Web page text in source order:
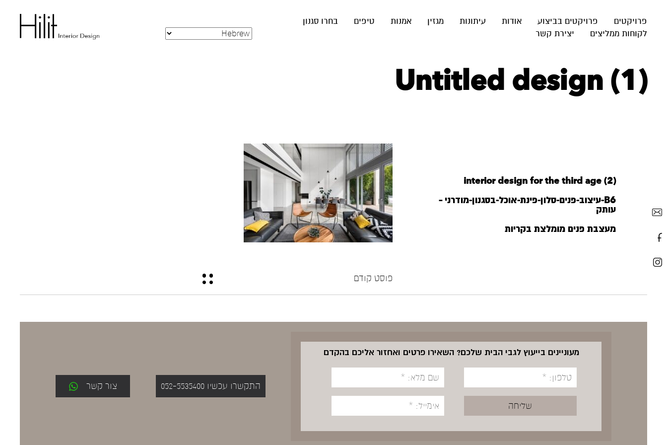
פרויקטים פרויקטים בביצוע אודות עיתונות מגזין אמנות טיפים
בחרו סגנון
לקוחות ממליצים
יצירת קשר
Untitled design (1)
interior design for the third age (2)
‏‏B6-עיצוב-פנים-סלון-פינת-אוכל-בסגנון-מודרני –
עותק
מעצבת פנים מומלצת בקריות
פוסט קודם
מעוניינים בייעוץ לגבי הבית שלכם? השאירו פרטים ואחזור אליכם בהקדם
התקשרו עכשיו 052-5535400 צור קשר